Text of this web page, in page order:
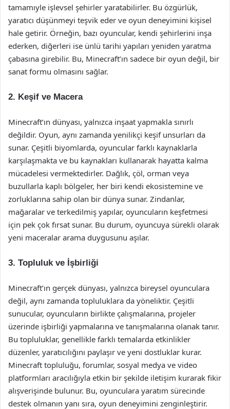
tamamıyle işlevsel şehirler yaratabilirler. Bu özgürlük,
yaratıcı düşünmeyi teşvik eder ve oyun deneyimini kişisel
hale getirir. Örneğin, bazı oyuncular, kendi şehirlerini inşa
ederken, diğerleri ise ünlü tarihi yapıları yeniden yaratma
çabasına girebilir. Bu, Minecraft’ın sadece bir oyun değil, bir
sanat formu olmasını sağlar.
2. Keşif ve Macera
Minecraft’ın dünyası, yalnızca inşaat yapmakla sınırlı
değildir. Oyun, aynı zamanda yenilikçi keşif unsurları da
sunar. Çeşitli biyomlarda, oyuncular farklı kaynaklarla
karşılaşmakta ve bu kaynakları kullanarak hayatta kalma
mücadelesi vermektedirler. Dağlık, çöl, orman veya
buzullarla kaplı bölgeler, her biri kendi ekosistemine ve
zorluklarına sahip olan bir dünya sunar. Zindanlar,
mağaralar ve terkedilmiş yapılar, oyuncuların keşfetmesi
için pek çok fırsat sunar. Bu durum, oyuncuya sürekli olarak
yeni maceralar arama duygusunu aşılar.
3. Topluluk ve İşbirliği
Minecraft’ın gerçek dünyası, yalnızca bireysel oyunculara
değil, aynı zamanda topluluklara da yöneliktir. Çeşitli
sunucular, oyuncuların birlikte çalışmalarına, projeler
üzerinde işbirliği yapmalarına ve tanışmalarına olanak tanır.
Bu topluluklar, genellikle farklı temalarda etkinlikler
düzenler, yaratıcılığını paylaşır ve yeni dostluklar kurar.
Minecraft topluluğu, forumlar, sosyal medya ve video
platformları aracılığıyla etkin bir şekilde iletişim kurarak fikir
alışverişinde bulunur. Bu, oyunculara yaratım sürecinde
destek olmanın yanı sıra, oyun deneyimini zenginleştirir.